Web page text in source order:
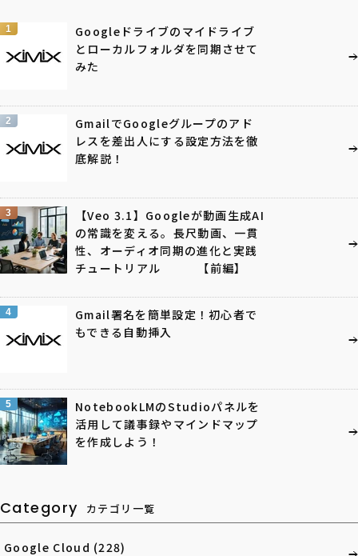
1
Googleドライブのマイドライブ
とローカルフォルダを同期させて
みた
2
GmailでGoogleグループのアド
レスを差出人にする設定方法を徹
底解説！
3
【Veo 3.1】Googleが動画生成AI
の常識を変える。長尺動画、一貫
性、オーディオ同期の進化と実践
チュートリアル 【前編】
4
Gmail署名を簡単設定！初心者で
もできる自動挿入
5
NotebookLMのStudioパネルを
活用して議事録やマインドマップ
を作成しよう！
Category カテゴリ一覧
Google Cloud (228)